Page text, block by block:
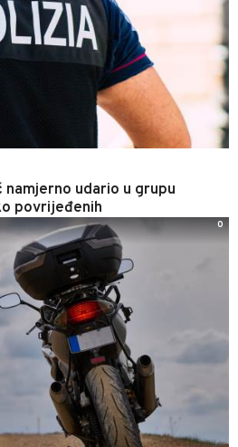
namjerno udario u grupu
povrijeđenih
0